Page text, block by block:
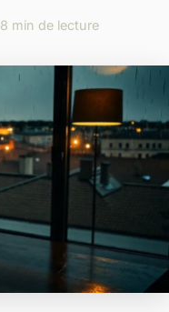
8 min de lecture